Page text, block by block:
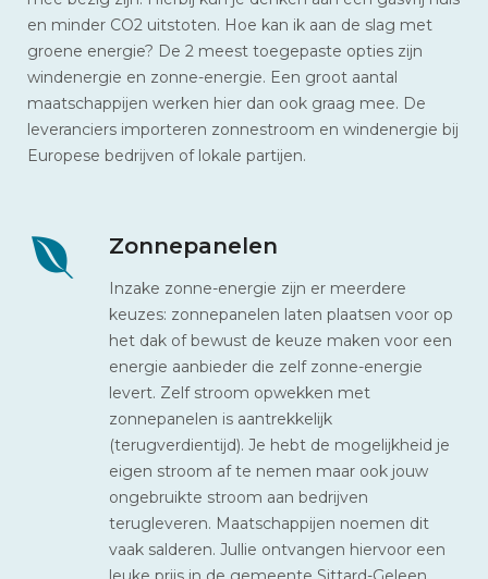
en minder CO2 uitstoten. Hoe kan ik aan de slag met
groene energie? De 2 meest toegepaste opties zijn
windenergie en zonne-energie. Een groot aantal
maatschappijen werken hier dan ook graag mee. De
leveranciers importeren zonnestroom en windenergie bij
Europese bedrijven of lokale partijen.
Zonnepanelen
Inzake zonne-energie zijn er meerdere
keuzes: zonnepanelen laten plaatsen voor op
het dak of bewust de keuze maken voor een
energie aanbieder die zelf zonne-energie
levert. Zelf stroom opwekken met
zonnepanelen is aantrekkelijk
(terugverdientijd). Je hebt de mogelijkheid je
eigen stroom af te nemen maar ook jouw
ongebruikte stroom aan bedrijven
terugleveren. Maatschappijen noemen dit
vaak salderen. Jullie ontvangen hiervoor een